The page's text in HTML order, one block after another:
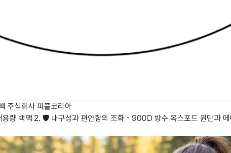
주식회사 피플코리아
량 백팩 2. 🛡️ 내구성과 편안함의 조화 - 900D 방수 옥스포드 원단과